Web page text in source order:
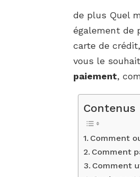
de plus Quel
également de
carte de
vous le
paiement,
Contenus
Comment
Comment
Comment